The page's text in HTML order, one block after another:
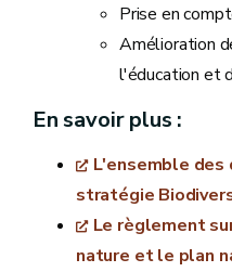
Prise en
Amélioration
l'éducation et
En savoir plus :
L'ensemble des
stratégie
Le règlement
nature et le plan